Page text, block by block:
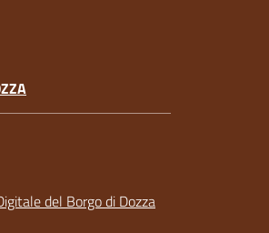
del Borgo di Dozza